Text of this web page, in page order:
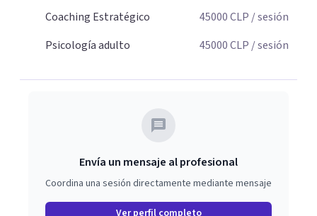
Coaching Estratégico
45000CLP / sesión
Psicología adulto
45000CLP / sesión
Envía un mensaje al profesional
Coordina una sesión directamente mediante mensaje
Ver perfil completo